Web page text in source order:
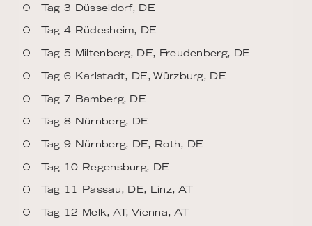
Tag 3 Düsseldorf, DE
Tag 4 Rüdesheim, DE
Tag 5 Miltenberg, DE, Freudenberg, DE
Tag 6 Karlstadt, DE, Würzburg, DE
Tag 7 Bamberg, DE
Tag 8 Nürnberg, DE
Tag 9 Nürnberg, DE, Roth, DE
Tag 10 Regensburg, DE
Tag 11 Passau, DE, Linz, AT
Tag 12 Melk, AT, Vienna, AT